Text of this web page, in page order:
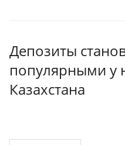
Депозиты
популярными у
Казахстана